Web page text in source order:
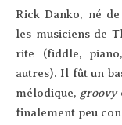
Rick Dan­ko, né
les musi­ciens de
rite (fiddle,
autres). Il fût un
mélo­dique, groo­vy
fina­le­ment peu